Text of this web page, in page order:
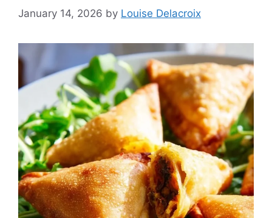
January 14, 2026 by Louise Delacroix